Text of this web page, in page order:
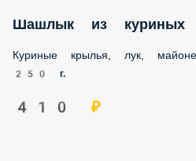
Шашлык из куриных
Куриные крылья, лук,
250 г.
410 ₽